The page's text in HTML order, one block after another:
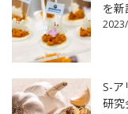
を新
S-ア
研究